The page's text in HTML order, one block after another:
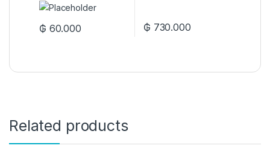
₲ 60.000 ₲ 730.000
Related products